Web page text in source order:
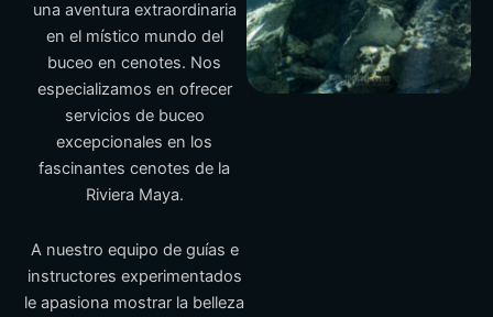
una aventura extraordinaria
en el místico mundo del
buceo en cenotes. Nos
especializamos en ofrecer
servicios de buceo
excepcionales en los
fascinantes cenotes de la
Riviera Maya.
A nuestro equipo de guías e
instructores experimentados
le apasiona mostrar la belleza